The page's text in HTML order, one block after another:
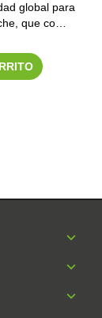
global para
que co…